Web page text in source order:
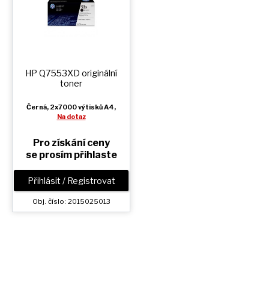
HP Q7553XD originální
toner
Černá, 2x7000 výtisků A4,
Na dotaz
Pro získání ceny
se prosím přihlaste
Přihlásit / Registrovat
Obj. číslo: 2015025013